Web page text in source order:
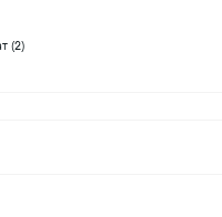
Чемпионат (2)